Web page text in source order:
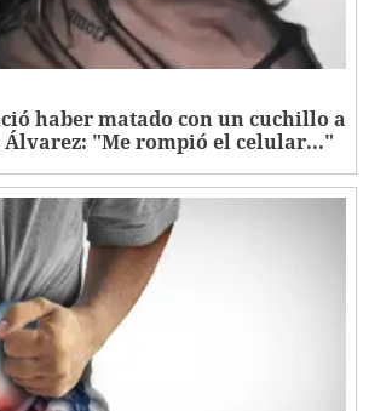
haber matado con un cuchillo a
"Me rompió el celular..."